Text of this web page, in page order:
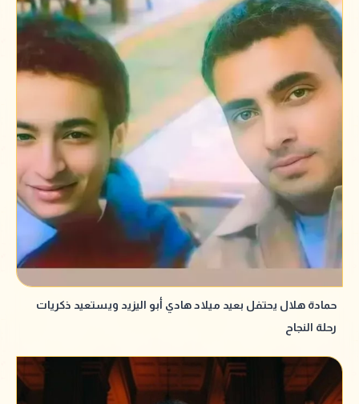
حمادة هلال يحتفل بعيد ميلاد هادي أبو اليزيد ويستعيد ذكريات
رحلة النجاح